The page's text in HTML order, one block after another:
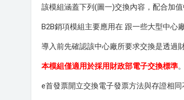
該模組涵蓋下列(圖一)交換內容，配合加
B2B銷項模組主要應用在 跟一些大型中心
導入前先確認該中心廠所要求交換是透過
本模組僅適用於採用財政部電子交換標準
e首發票開立交換電子發票方法與存證相